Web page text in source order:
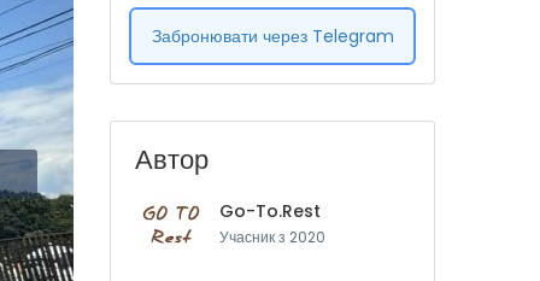
Забронювати через Telegram
Автор
Go-To.Rest
Учасник з 2020